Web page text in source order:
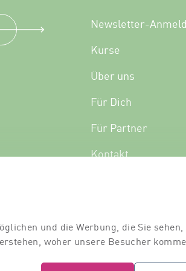
und die Werbung, die Sie
woher unsere Besucher
Newsletter-
Kurse
Über uns
Für Dich
Für Partner
Kontakt
Raumvermietung